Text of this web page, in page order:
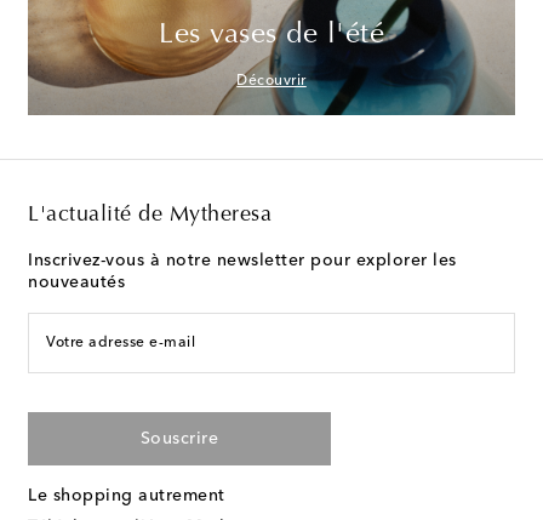
Les vases de l'été
Découvrir
L'actualité de Mytheresa
Inscrivez-vous à notre newsletter pour explorer les
nouveautés
Votre adresse e-mail
Souscrire
Le shopping autrement